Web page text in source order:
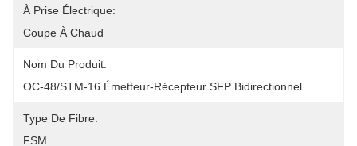
À Prise Électrique:
Coupe À Chaud
Nom Du Produit:
OC-48/STM-16 Émetteur-Récepteur SFP Bidirectionnel
Type De Fibre:
FSM